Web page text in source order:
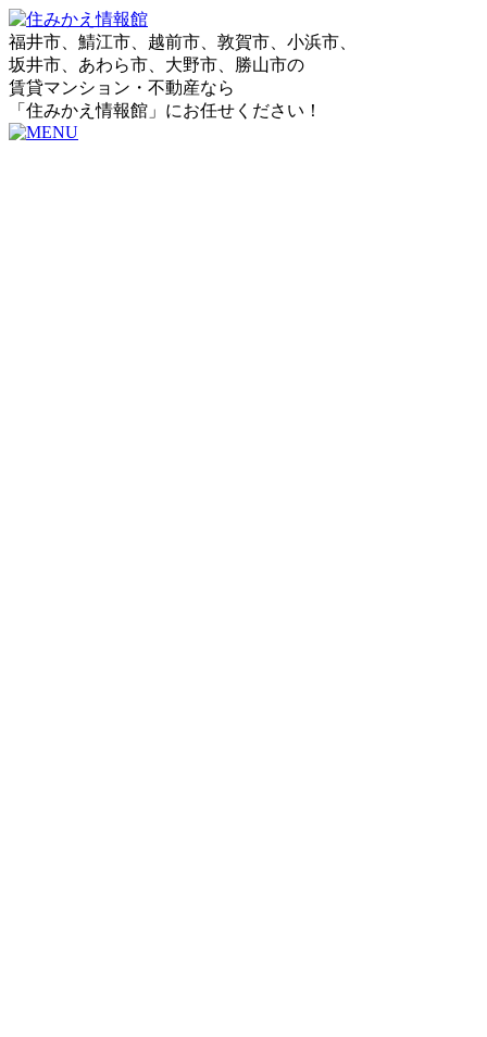
福井市、鯖江市、越前市、敦賀市、小浜市、
坂井市、あわら市、大野市、勝山市の
賃貸マンション・不動産なら
「住みかえ情報館」にお任せください！